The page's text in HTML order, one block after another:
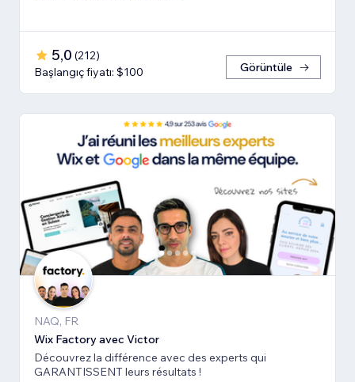
5,0 (212)
Başlangıç fiyatı: $100
Görüntüle
NAQ, FR
Wix Factory avec Victor
Découvrez la différence avec des experts qui
GARANTISSENT leurs résultats !